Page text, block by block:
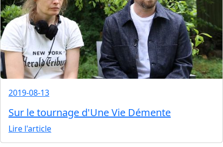
2019-08-13
Sur le tournage d'Une Vie Démente
Lire l'article